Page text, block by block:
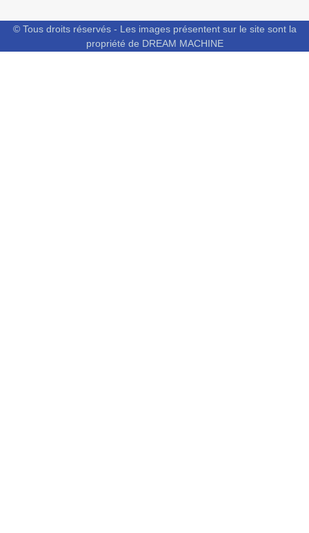
© Tous droits réservés - Les images présentent sur le site sont la
propriété de DREAM MACHINE